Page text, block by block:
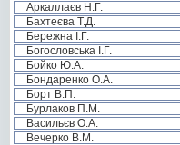
Аркаллаєв Н.Г.
Бахтеєва Т.Д.
Бережна І.Г.
Богословська І.Г.
Бойко Ю.А.
Бондаренко О.А.
Борт В.П.
Бурлаков П.М.
Васильєв О.А.
Вечерко В.М.